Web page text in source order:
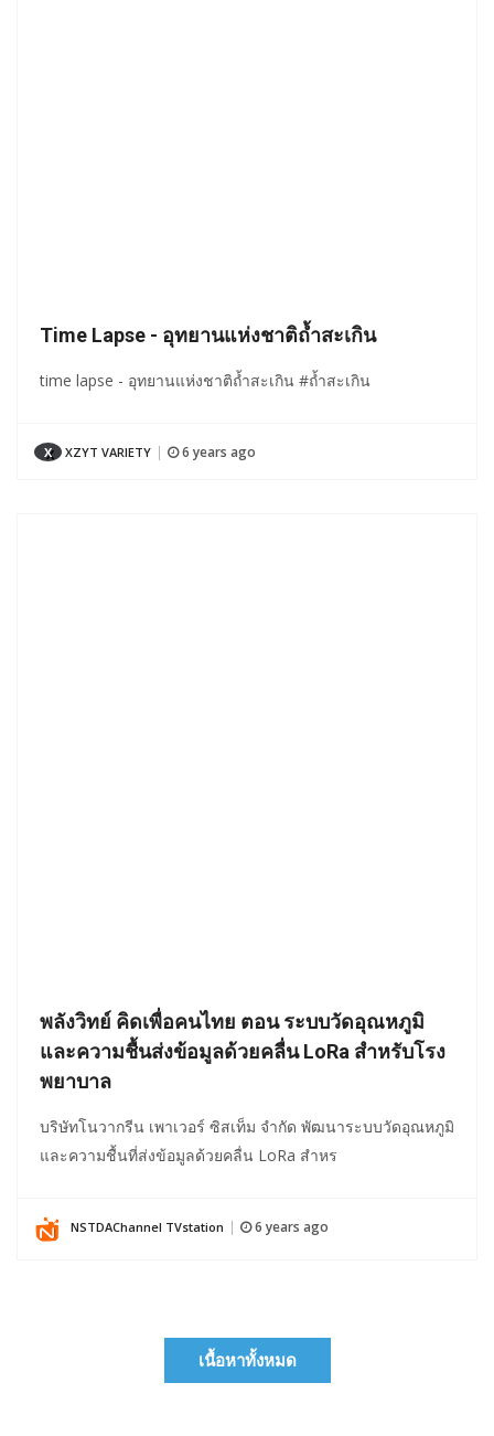
Time Lapse - อุทยานแห่งชาติถ้ำสะเกิน
time lapse - อุทยานแห่งชาติถ้ำสะเกิน #ถ้ำสะเกิน
X XZYT VARIETY 6 years ago
พลังวิทย์ คิดเพื่อคนไทย ตอน ระบบวัดอุณหภูมิ
และความชื้นส่งข้อมูลด้วยคลื่น LoRa สำหรับโรง
พยาบาล
บริษัทโนวากรีน เพาเวอร์ ซิสเท็ม จำกัด พัฒนาระบบวัดอุณหภูมิ
และความชื้นที่ส่งข้อมูลด้วยคลื่น LoRa สำหร
NSTDAChannel TVstation 6 years ago
เนื้อหาทั้งหมด